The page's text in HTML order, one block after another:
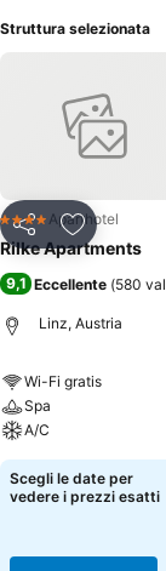
Struttura selezionata
CondividiAggiungi
4 StelleAparthotel
Rilke Apartments
9,1 Eccellente (580
Linz, Austria
Wi-Fi gratis
Spa
A/C
Scegli le date per
vedere i prezzi esatti